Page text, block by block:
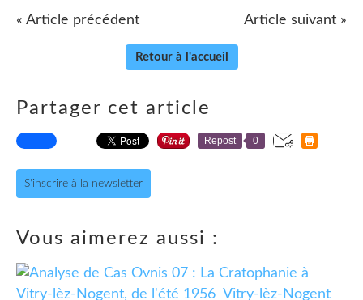
« Article précédent Article suivant »
Retour à l'accueil
Partager cet article
Repost 0
S'inscrire à la newsletter
Vous aimerez aussi :